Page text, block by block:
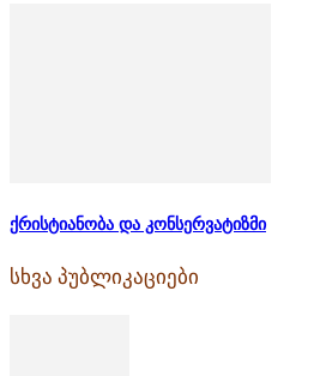
ქრისტიანობა და კონსერვატიზმი
სხვა პუბლიკაციები